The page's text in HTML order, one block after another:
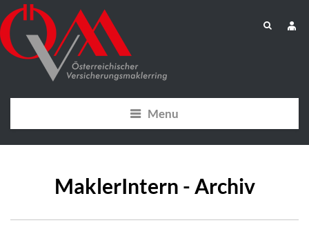
Menu
MaklerIntern - Archiv